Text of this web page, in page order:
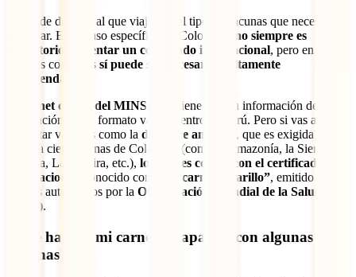
Depende del país al que viajes y del tipo de vacunas que necesitas
certificar. En el caso específico de Colombia,
no siempre es
obligatorio presentar un certificado internacional, pero en
algunos contextos sí puede ser necesario o altamente
recomendable
carnet digital del MINSA
contiene toda tu información de
vacunación en un formato válido dentro de Perú. Pero si vas a
presentar vacunas como la de fiebre amarilla , que es exigida para
entrar a ciertas zonas de Colombia (como la Amazonía, la Sierra
Nevada, La Guajira, etc.), lo ideal es contar con el certificado
internacional
, conocido como el “carnet amarillo”, emitido por
centros autorizados por la Organización Mundial de la Salud
(OMS).
¿Qué hago si mi carnet no aparece con algunas
vacunas?